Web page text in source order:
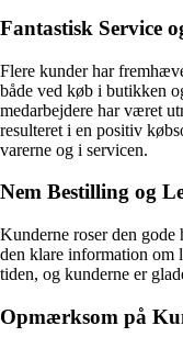
Fantastisk Service
Flere kunder har
både ved køb i butikken
medarbejdere har været
resulteret i en positiv
varerne og i servicen.
Nem Bestilling og
Kunderne roser den gode
den klare information om
tiden, og kunderne er
Opmærksom på